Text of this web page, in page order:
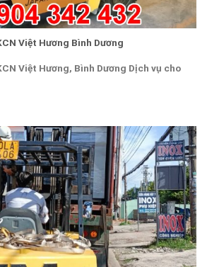
Việt Hương Bình Dương
Việt Hương, Bình Dương Dịch vụ cho